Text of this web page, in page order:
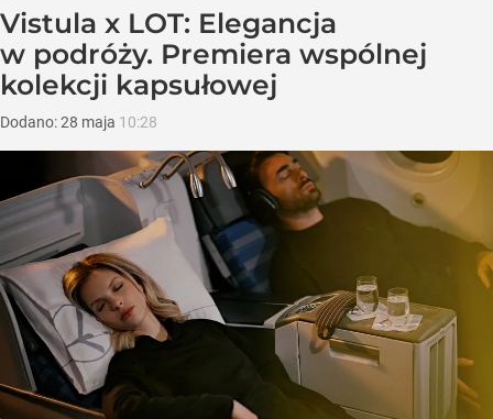
Vistula x LOT: Elegancja
w podróży. Premiera wspólnej
kolekcji kapsułowej
Dodano:28 maja 10:28